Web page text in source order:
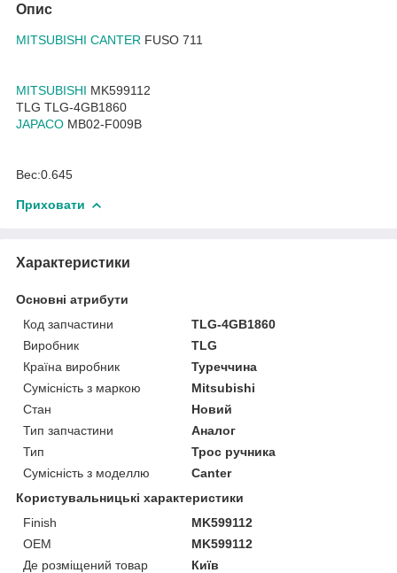
Опис
MITSUBISHI CANTER FUSO 711
MITSUBISHI MK599112
TLG TLG-4GB1860
JAPACO MB02-F009B
Вес:0.645
Приховати
Характеристики
Основні атрибути
Код запчастини
TLG-4GB1860
Виробник
TLG
Країна виробник
Туреччина
Сумісність з маркою
Mitsubishi
Стан
Новий
Тип запчастини
Аналог
Тип
Трос ручника
Сумісність з моделлю
Canter
Користувальницькі характеристики
Finish
MK599112
OEM
MK599112
Де розміщений товар
Київ